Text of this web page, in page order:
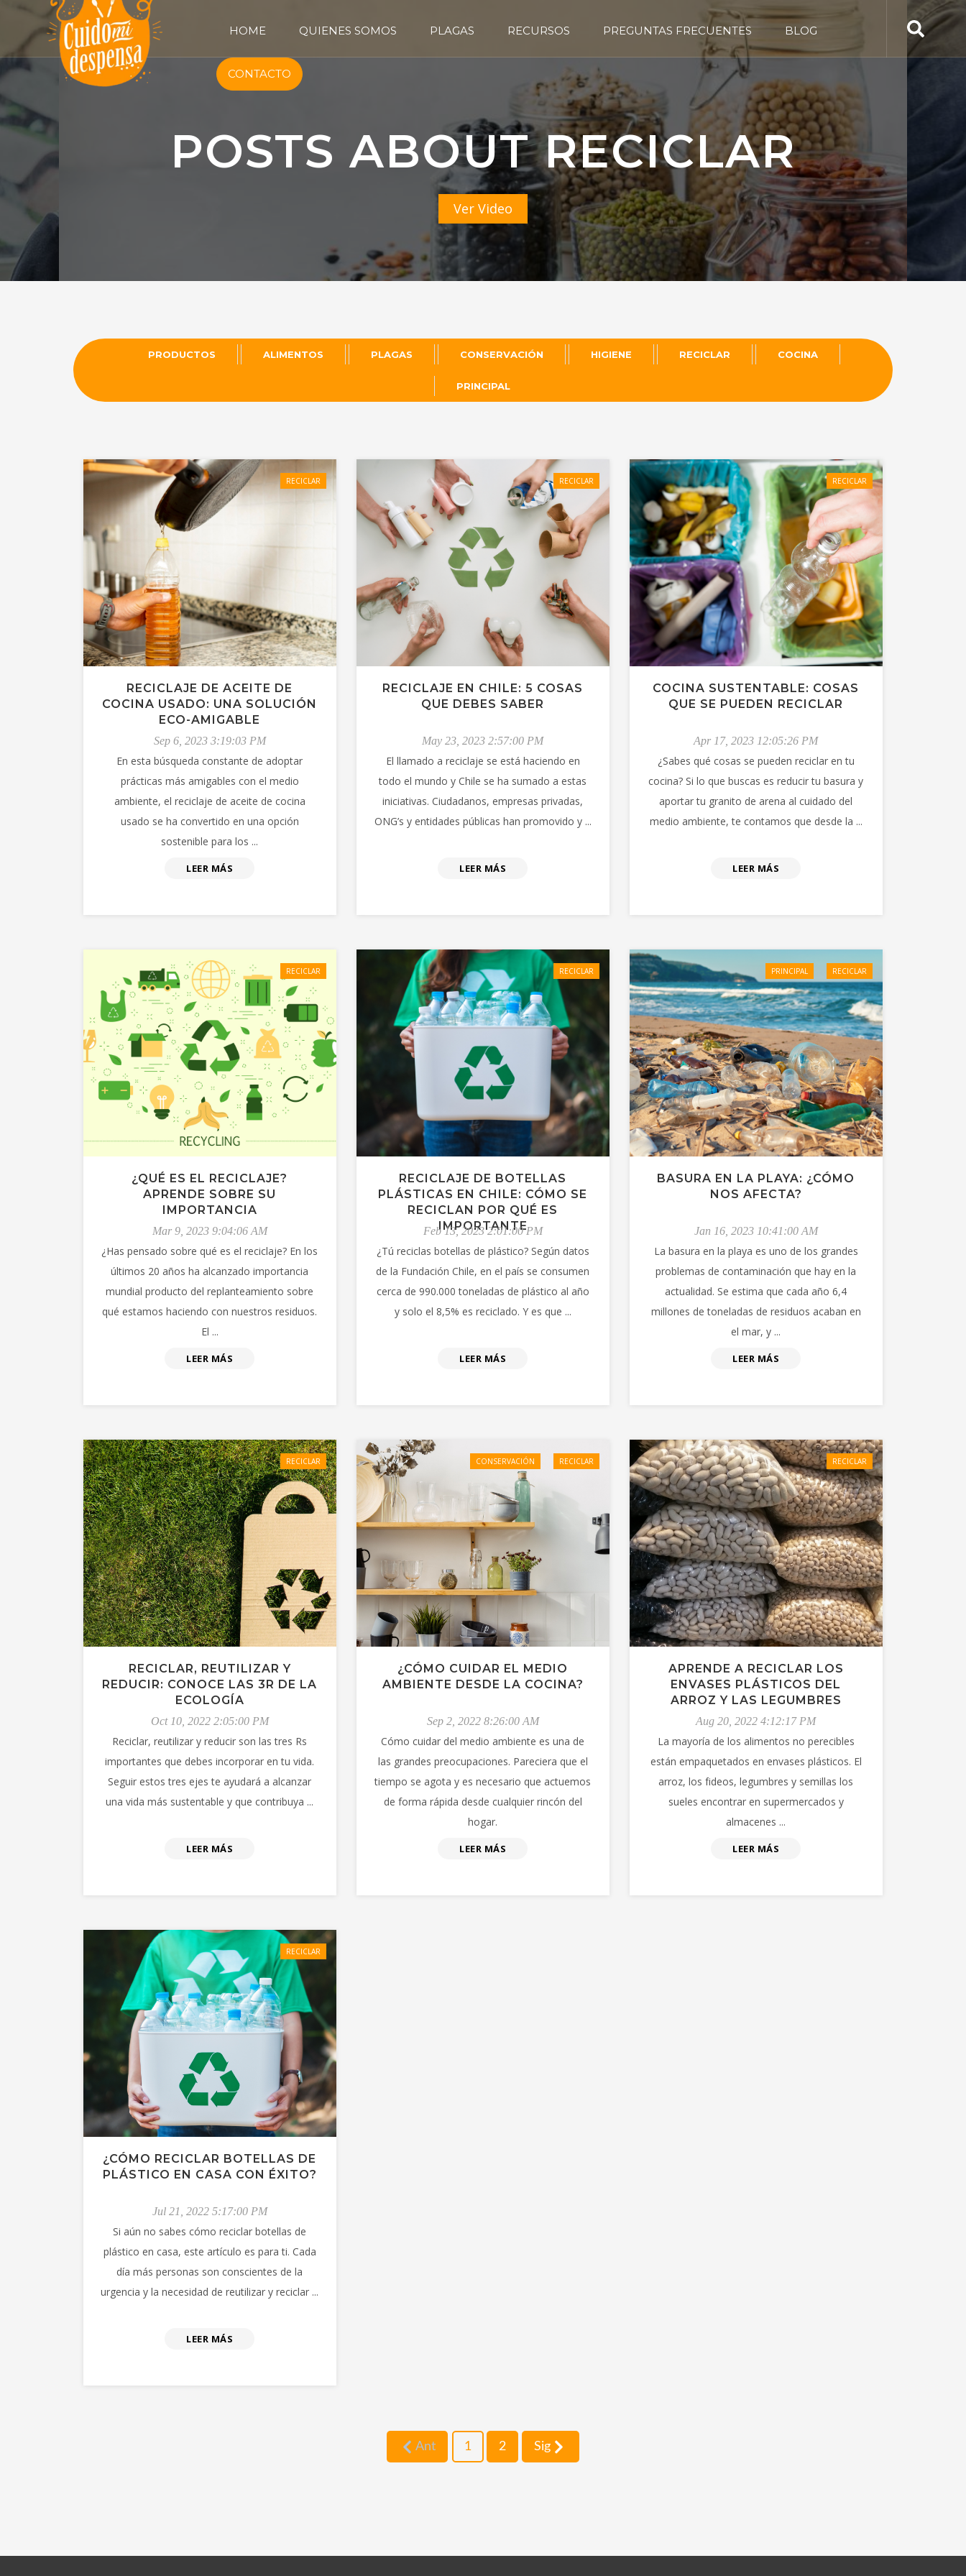
HOME QUIENES SOMOS PLAGAS RECURSOS PREGUNTAS FRECUENTES BLOG
CONTACTO
POSTS ABOUT RECICLAR
Ver Video
PRODUCTOS ALIMENTOS PLAGAS CONSERVACIÓN HIGIENE RECICLAR COCINA
PRINCIPAL
RECICLAR
RECICLAJE DE ACEITE DE
COCINA USADO: UNA SOLUCIÓN
ECO-AMIGABLE
Sep 6, 2023 3:19:03 PM
En esta búsqueda constante de adoptar
prácticas más amigables con el medio
ambiente, el reciclaje de aceite de cocina
usado se ha convertido en una opción
sostenible para los ...
LEER MÁS
RECICLAR
RECICLAJE EN CHILE: 5 COSAS
QUE DEBES SABER
May 23, 2023 2:57:00 PM
El llamado a reciclaje se está haciendo en
todo el mundo y Chile se ha sumado a estas
iniciativas. Ciudadanos, empresas privadas,
ONG’s y entidades públicas han promovido y ...
LEER MÁS
RECICLAR
COCINA SUSTENTABLE: COSAS
QUE SE PUEDEN RECICLAR
Apr 17, 2023 12:05:26 PM
¿Sabes qué cosas se pueden reciclar en tu
cocina? Si lo que buscas es reducir tu basura y
aportar tu granito de arena al cuidado del
medio ambiente, te contamos que desde la ...
LEER MÁS
RECICLAR
¿QUÉ ES EL RECICLAJE?
APRENDE SOBRE SU
IMPORTANCIA
Mar 9, 2023 9:04:06 AM
¿Has pensado sobre qué es el reciclaje? En los
últimos 20 años ha alcanzado importancia
mundial producto del replanteamiento sobre
qué estamos haciendo con nuestros residuos.
El ...
LEER MÁS
RECICLAR
RECICLAJE DE BOTELLAS
PLÁSTICAS EN CHILE: CÓMO SE
RECICLAN POR QUÉ ES
IMPORTANTE
Feb 13, 2023 2:01:00 PM
¿Tú reciclas botellas de plástico? Según datos
de la Fundación Chile, en el país se consumen
cerca de 990.000 toneladas de plástico al año
y solo el 8,5% es reciclado. Y es que ...
LEER MÁS
PRINCIPAL RECICLAR
BASURA EN LA PLAYA: ¿CÓMO
NOS AFECTA?
Jan 16, 2023 10:41:00 AM
La basura en la playa es uno de los grandes
problemas de contaminación que hay en la
actualidad. Se estima que cada año 6,4
millones de toneladas de residuos acaban en
el mar, y ...
LEER MÁS
RECICLAR
RECICLAR, REUTILIZAR Y
REDUCIR: CONOCE LAS 3R DE LA
ECOLOGÍA
Oct 10, 2022 2:05:00 PM
Reciclar, reutilizar y reducir son las tres Rs
importantes que debes incorporar en tu vida.
Seguir estos tres ejes te ayudará a alcanzar
una vida más sustentable y que contribuya ...
LEER MÁS
CONSERVACIÓN RECICLAR
¿CÓMO CUIDAR EL MEDIO
AMBIENTE DESDE LA COCINA?
Sep 2, 2022 8:26:00 AM
Cómo cuidar del medio ambiente es una de
las grandes preocupaciones. Pareciera que el
tiempo se agota y es necesario que actuemos
de forma rápida desde cualquier rincón del
hogar.
LEER MÁS
RECICLAR
APRENDE A RECICLAR LOS
ENVASES PLÁSTICOS DEL
ARROZ Y LAS LEGUMBRES
Aug 20, 2022 4:12:17 PM
La mayoría de los alimentos no perecibles
están empaquetados en envases plásticos. El
arroz, los fideos, legumbres y semillas los
sueles encontrar en supermercados y
almacenes ...
LEER MÁS
RECICLAR
¿CÓMO RECICLAR BOTELLAS DE
PLÁSTICO EN CASA CON ÉXITO?
Jul 21, 2022 5:17:00 PM
Si aún no sabes cómo reciclar botellas de
plástico en casa, este artículo es para ti. Cada
día más personas son conscientes de la
urgencia y la necesidad de reutilizar y reciclar ...
LEER MÁS
Ant 1 2 Sig